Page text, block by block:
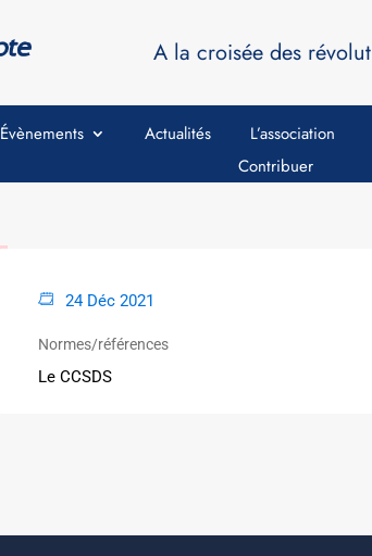
A la croisée des
Évènements Actualités L’association
Contribuer
24 Déc 2021
Normes/références
Le CCSDS